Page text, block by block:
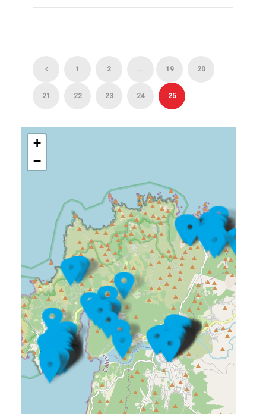
1 2 ... 19 20
21 22 23 24 25
+
−